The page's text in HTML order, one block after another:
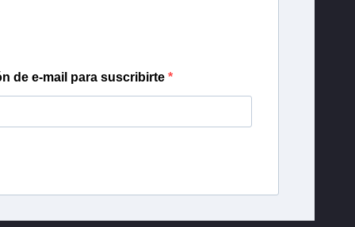
de e-mail para suscribirte